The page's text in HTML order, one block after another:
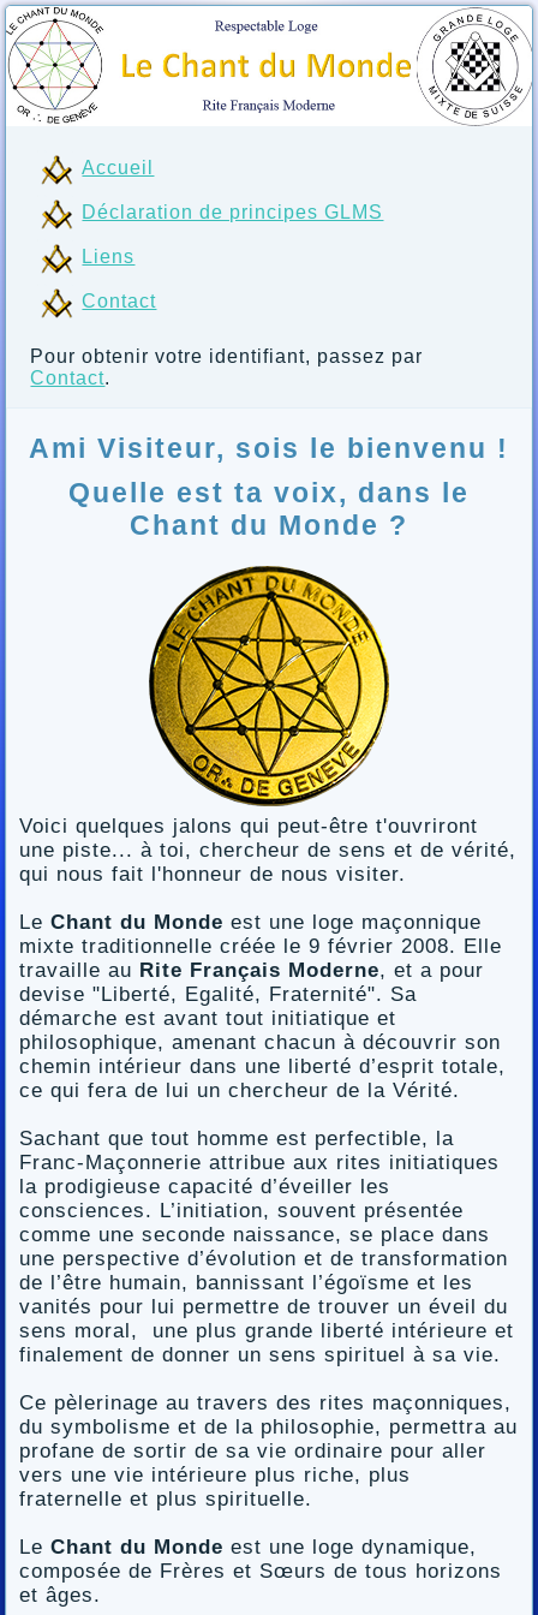
Accueil
Déclaration de principes GLMS
Liens
Contact
Pour obtenir votre identifiant, passez par
Contact.
Ami Visiteur, sois le bienvenu !
Quelle est ta voix, dans le
Chant du Monde ?
Voici quelques jalons qui peut-être t'ouvriront
une piste... à toi, chercheur de sens et de vérité,
qui nous fait l'honneur de nous visiter.
LeChant du Monde est une loge maçonnique
mixte traditionnelle créée le 9 février 2008. Elle
travaille au Rite Français Moderne, et a pour
devise "Liberté, Egalité, Fraternité". Sa
démarche est avant tout initiatique et
philosophique, amenant chacun à découvrir son
chemin intérieur dans une liberté d’esprit totale,
ce qui fera de lui un chercheur de la Vérité.
Sachant que tout homme est perfectible, la
Franc-Maçonnerie attribue aux rites initiatiques
la prodigieuse capacité d’éveiller les
consciences. L’initiation, souvent présentée
comme une seconde naissance, se place dans
une perspective d’évolution et de transformation
de l’être humain, bannissant l’égoïsme et les
vanités pour lui permettre de trouver un éveil du
sens moral, une plus grande liberté intérieure et
finalement de donner un sens spirituel à sa vie.
Ce pèlerinage au travers des rites maçonniques,
du symbolisme et de la philosophie, permettra au
profane de sortir de sa vie ordinaire pour aller
vers une vie intérieure plus riche, plus
fraternelle et plus spirituelle.
LeChant du Monde est une loge dynamique,
composée de Frères et Sœurs de tous horizons
et âges.